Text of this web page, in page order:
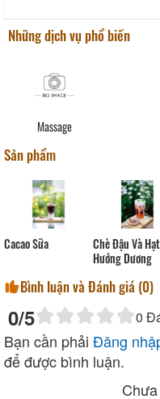
Những dịch vụ phổ biến
Massage
Sản phẩm
Cacao Sữa
Chè Đậu Và Hạt
Hướng Dương
Bình luận và Đánh giá (0)
0/5 0
Bạn cần phải Đăng
để được bình luận.